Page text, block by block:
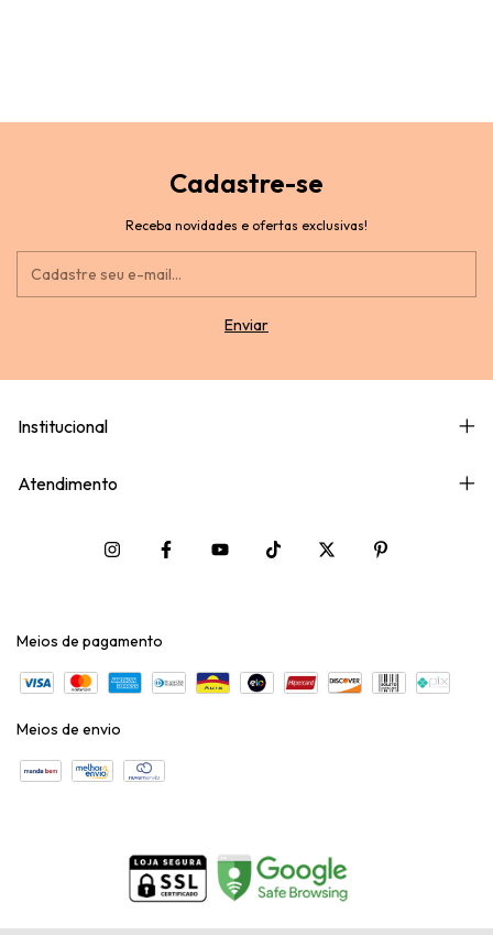
Cadastre-se
Receba novidades e ofertas exclusivas!
Institucional
Atendimento
Meios de pagamento
Meios de envio